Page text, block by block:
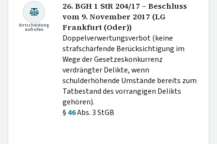
Entscheidung
aufrufen
26. BGH 1 StR 204/17 – Beschluss
vom 9. November 2017 (LG
Frankfurt (Oder))
Doppelverwertungsverbot (keine
strafschärfende Berücksichtigung im
Wege der Gesetzeskonkurrenz
verdrängter Delikte, wenn
schulderhöhende Umstände bereits zum
Tatbestand des vorrangigen Delikts
gehören).
§46Abs. 3 StGB